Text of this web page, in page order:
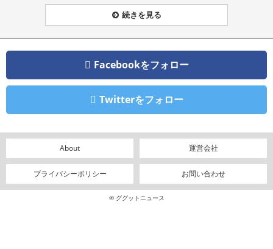
続きを見る
Facebookをフォロー
Twitterをフォロー
About 運営会社
プライバシーポリシー お問い合わせ
© ググットニュース